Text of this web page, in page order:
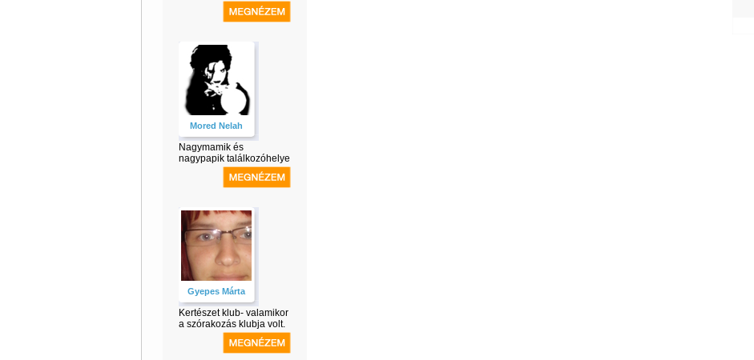
Mored Nelah
Nagymamik és
nagypapik találkozóhelye
Gyepes Márta
Kertészet klub- valamikor
a szórakozás klubja volt.